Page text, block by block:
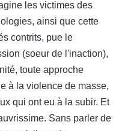
les victimes des
ainsi que cette
contrits, pue le
(soeur de l'inaction),
toute approche
à la violence de masse,
qui ont eu à la subir. Et
Sans parler de